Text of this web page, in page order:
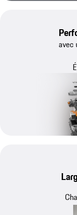
avec